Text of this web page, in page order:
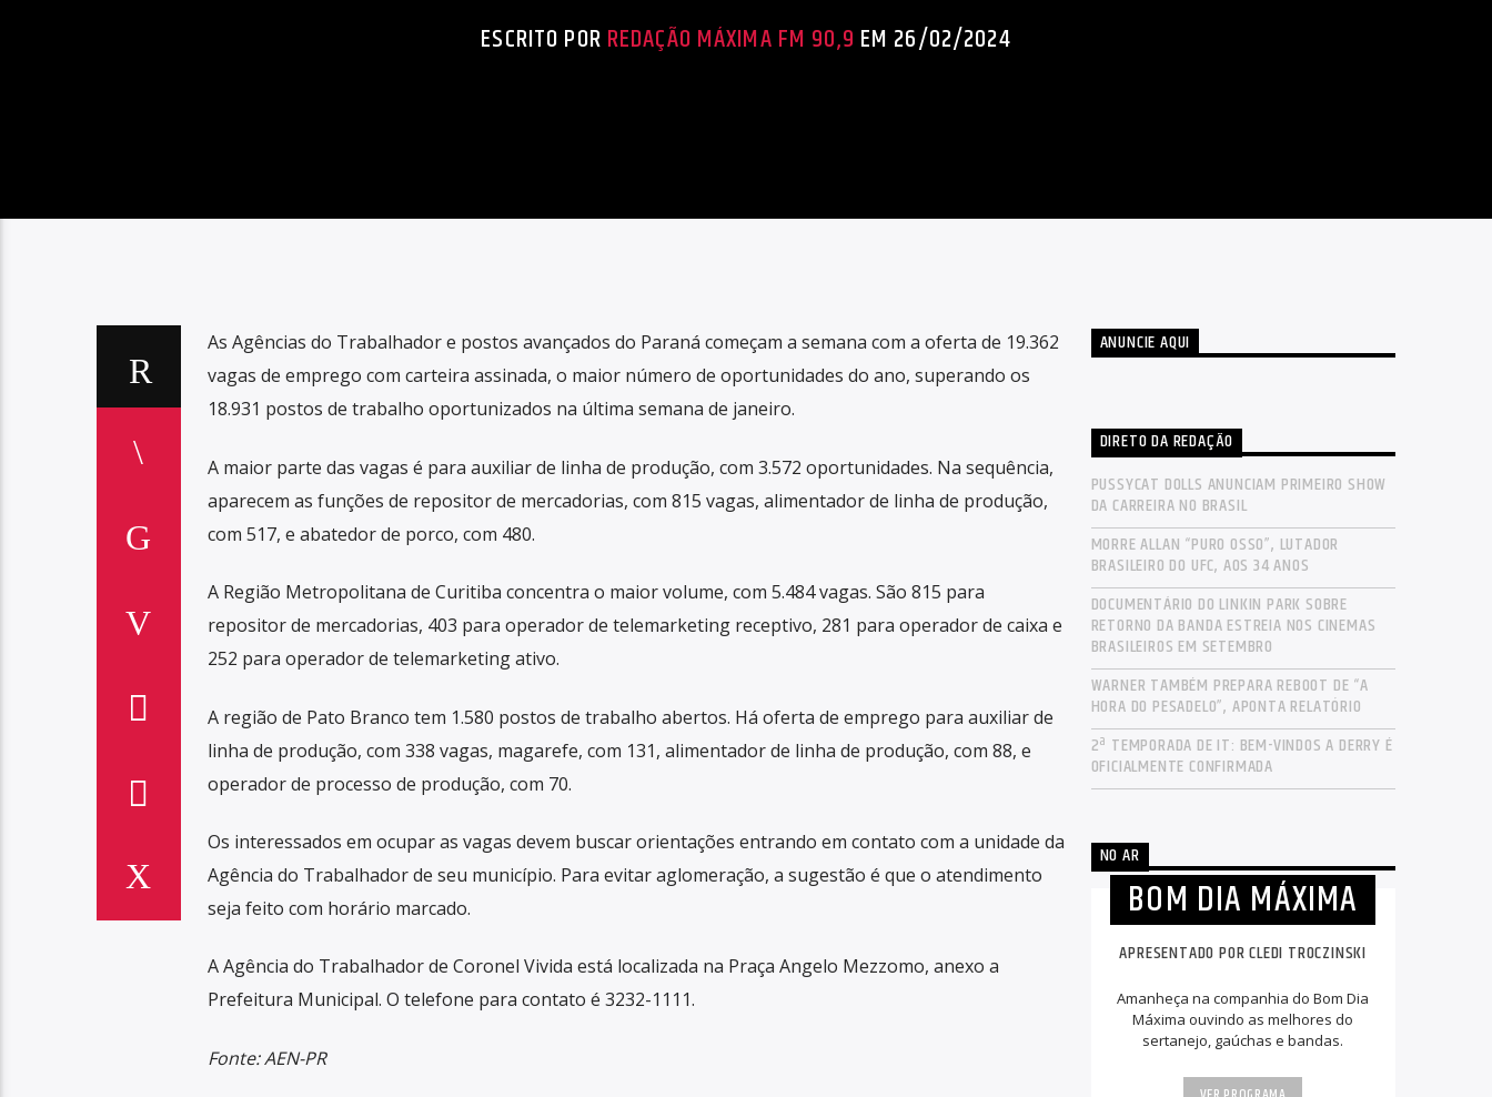
ESCRITO POR REDAÇÃO MÁXIMA FM 90,9 EM 26/02/2024
As Agências do Trabalhador e postos avançados do Paraná começam a semana com a oferta de 19.362
vagas de emprego com carteira assinada, o maior número de oportunidades do ano, superando os
18.931 postos de trabalho oportunizados na última semana de janeiro.
A maior parte das vagas é para auxiliar de linha de produção, com 3.572 oportunidades. Na sequência,
aparecem as funções de repositor de mercadorias, com 815 vagas, alimentador de linha de produção,
com 517, e abatedor de porco, com 480.
A Região Metropolitana de Curitiba concentra o maior volume, com 5.484 vagas. São 815 para
repositor de mercadorias, 403 para operador de telemarketing receptivo, 281 para operador de caixa e
252 para operador de telemarketing ativo.
A região de Pato Branco tem 1.580 postos de trabalho abertos. Há oferta de emprego para auxiliar de
linha de produção, com 338 vagas, magarefe, com 131, alimentador de linha de produção, com 88, e
operador de processo de produção, com 70.
Os interessados em ocupar as vagas devem buscar orientações entrando em contato com a unidade da
Agência do Trabalhador de seu município. Para evitar aglomeração, a sugestão é que o atendimento
seja feito com horário marcado.
A Agência do Trabalhador de Coronel Vivida está localizada na Praça Angelo Mezzomo, anexo a
Prefeitura Municipal. O telefone para contato é 3232-1111.
Fonte: AEN-PR
ANUNCIE AQUI
DIRETO DA REDAÇÃO
PUSSYCAT DOLLS ANUNCIAM PRIMEIRO SHOW
DA CARREIRA NO BRASIL
MORRE ALLAN “PURO OSSO”, LUTADOR
BRASILEIRO DO UFC, AOS 34 ANOS
DOCUMENTÁRIO DO LINKIN PARK SOBRE
RETORNO DA BANDA ESTREIA NOS CINEMAS
BRASILEIROS EM SETEMBRO
WARNER TAMBÉM PREPARA REBOOT DE “A
HORA DO PESADELO”, APONTA RELATÓRIO
2ª TEMPORADA DE IT: BEM-VINDOS A DERRY É
OFICIALMENTE CONFIRMADA
NO AR
BOM DIA MÁXIMA
APRESENTADO POR CLEDI TROCZINSKI
Amanheça na companhia do Bom Dia
Máxima ouvindo as melhores do
sertanejo, gaúchas e bandas.